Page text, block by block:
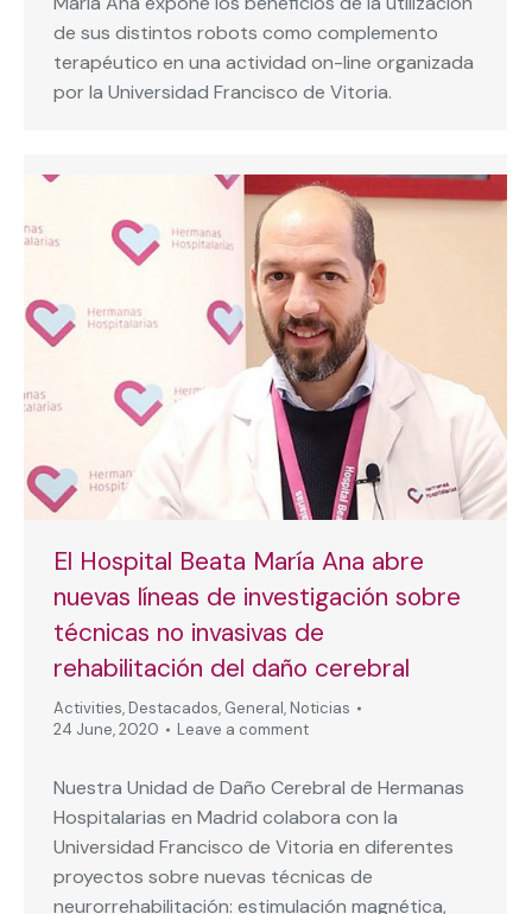
de sus distintos robots como complemento
terapéutico en una actividad on-line organizada
por la Universidad Francisco de Vitoria.
El Hospital Beata María Ana abre
nuevas líneas de investigación sobre
técnicas no invasivas de
rehabilitación del daño cerebral
Activities, Destacados, General, Noticias
24 June, 2020
Leave a comment
Nuestra Unidad de Daño Cerebral de Hermanas
Hospitalarias en Madrid colabora con la
Universidad Francisco de Vitoria en diferentes
proyectos sobre nuevas técnicas de
neurorrehabilitación: estimulación magnética,